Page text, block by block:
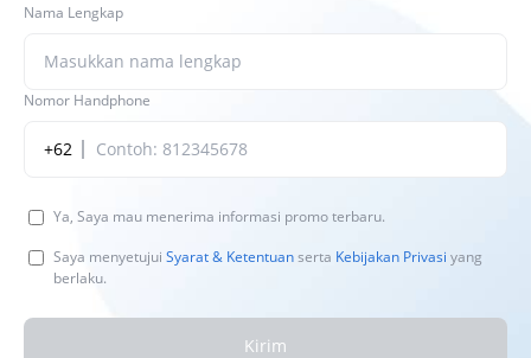
Nama Lengkap
Nomor Handphone
+62
Ya, Saya mau menerima informasi promo terbaru.
Saya menyetujui Syarat & Ketentuanserta Kebijakan Privasi yang
berlaku.
Kirim